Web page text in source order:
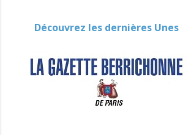
Découvrez les dernières Unes